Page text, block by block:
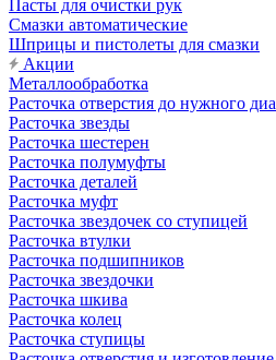
Пасты для очистки рук
Смазки автоматические
Шприцы и пистолеты для смазки
Акции
Металлообработка
Расточка отверстия до нужного
Расточка звезды
Расточка шестерен
Расточка полумуфты
Расточка деталей
Расточка муфт
Расточка звездочек со ступицей
Расточка втулки
Расточка подшипников
Расточка звездочки
Расточка шкива
Расточка колец
Расточка ступицы